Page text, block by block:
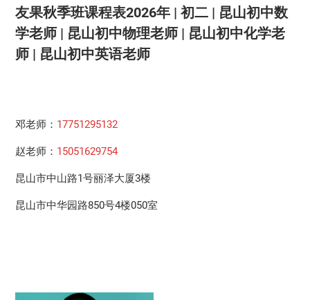
友果秋季班课程表2026年 | 初二 | 昆山初中数
学老师 | 昆山初中物理老师 | 昆山初中化学老
师 | 昆山初中英语老师
邓老师： 17751295132
赵老师： 15051629754
昆山市中山路1号丽泽大厦3楼
昆山市中华园路850号4楼050室